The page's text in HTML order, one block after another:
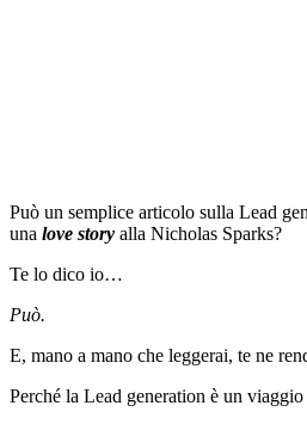
Può un semplice articolo sulla Lead
una love story alla Nicholas Sparks?
Te lo dico io…
Può.
E, mano a mano che leggerai, te ne
Perché la Lead generation è un viaggio